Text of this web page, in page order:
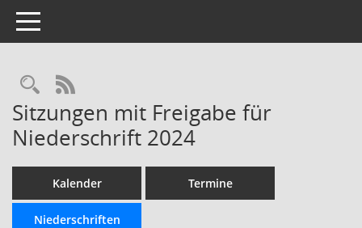
Toggle navigation
Rechercheauswahl
RSS-Feed
Sitzungen mit Freigabe für
Niederschrift 2024
Kalender Termine
Niederschriften